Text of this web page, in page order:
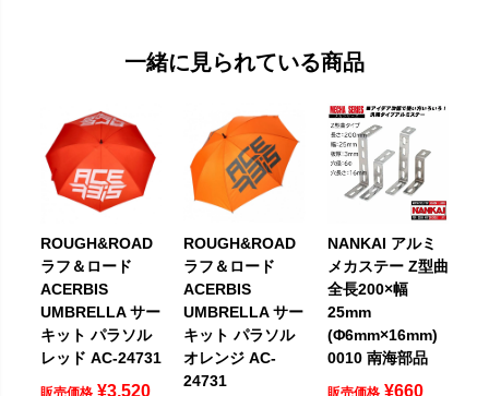
一緒に見られている商品
ROUGH&ROAD
ラフ＆ロード
ACERBIS
UMBRELLA サー
キット パラソル
レッド AC-24731
¥3,520
ROUGH&ROAD
ラフ＆ロード
ACERBIS
UMBRELLA サー
キット パラソル
オレンジ AC-
24731
NANKAI アルミ
メカステー Z型曲
全長200×幅
25mm
(Φ6mm×16mm)
0010 南海部品
¥660